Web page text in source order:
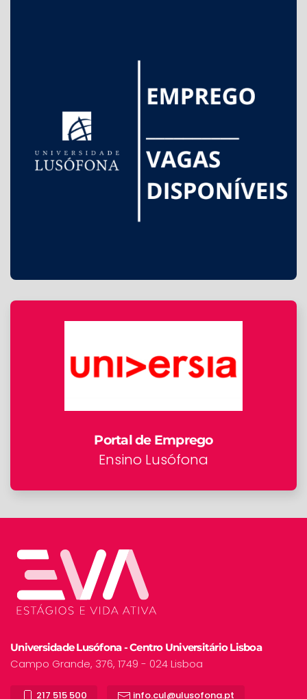
Portal de Emprego
Ensino Lusófona
Universidade Lusófona - Centro Universitário Lisboa
Campo Grande, 376, 1749 - 024 Lisboa
217 515 500 info.cul@ulusofona.pt